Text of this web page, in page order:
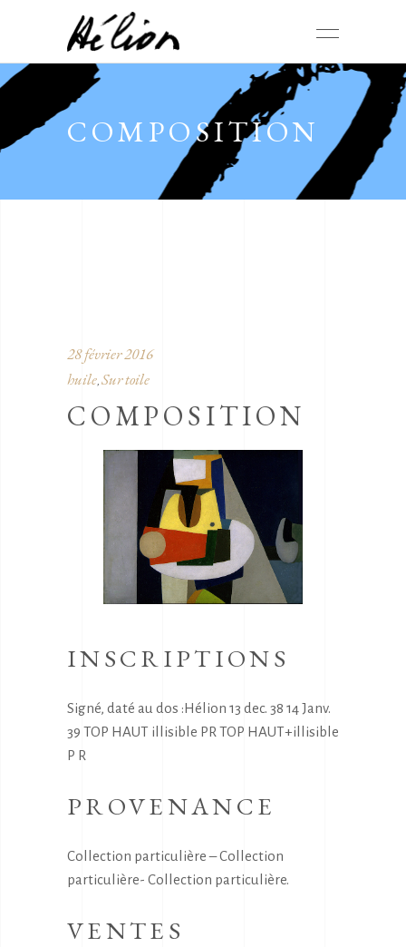
COMPOSITION
28 février 2016
huile, Sur toile
COMPOSITION
INSCRIPTIONS
Signé, daté au dos :Hélion 13 dec. 38 14 Janv.
39 TOP HAUT illisible PR TOP HAUT+illisible
P R
PROVENANCE
Collection particulière – Collection
particulière- Collection particulière.
VENTES